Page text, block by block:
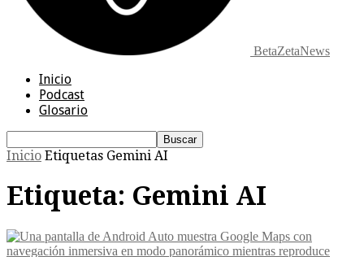
BetaZetaNews
Inicio
Podcast
Glosario
Inicio Etiquetas Gemini AI
Etiqueta: Gemini AI